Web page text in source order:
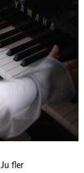
fler